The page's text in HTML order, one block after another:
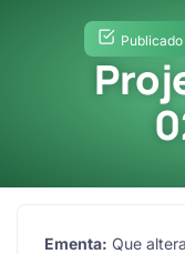
Publicado
Ementa: Que